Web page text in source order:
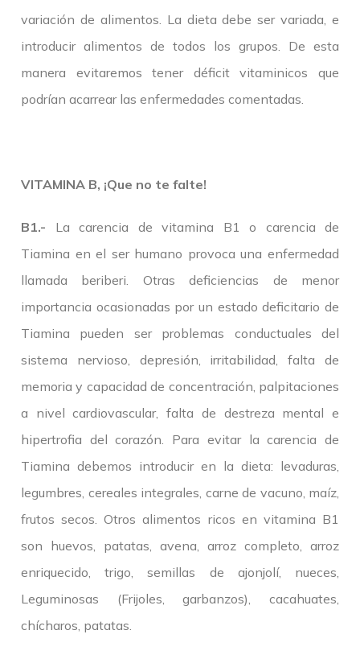
variación de alimentos. La dieta debe ser variada, e
introducir alimentos de todos los grupos. De esta
manera evitaremos tener déficit vitaminicos que
podrían acarrear las enfermedades comentadas.
VITAMINA B, ¡Que no te falte!
B1.- La carencia de vitamina B1 o carencia de
Tiamina en el ser humano provoca una enfermedad
llamada beriberi. Otras deficiencias de menor
importancia ocasionadas por un estado deficitario de
Tiamina pueden ser problemas conductuales del
sistema nervioso, depresión, irritabilidad, falta de
memoria y capacidad de concentración, palpitaciones
a nivel cardiovascular, falta de destreza mental e
hipertrofia del corazón. Para evitar la carencia de
Tiamina debemos introducir en la dieta: levaduras,
legumbres, cereales integrales, carne de vacuno, maíz,
frutos secos. Otros alimentos ricos en vitamina B1
son huevos, patatas, avena, arroz completo, arroz
enriquecido, trigo, semillas de ajonjolí, nueces,
Leguminosas (Frijoles, garbanzos), cacahuates,
chícharos, patatas.